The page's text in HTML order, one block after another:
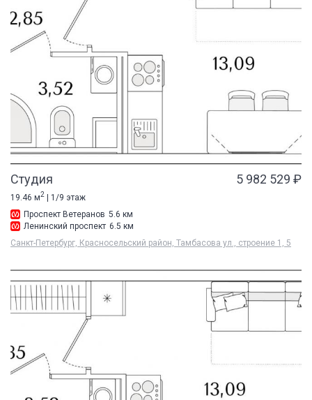
Студия 5 982 529 ₽
19.46 м2
| 1/9 этаж
Проспект Ветеранов 5.6 км
Ленинский проспект 6.5 км
Санкт-Петербург, Красносельский район, Тамбасова ул., строение 1, 5